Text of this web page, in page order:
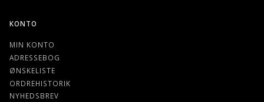
KONTO
MIN KONTO
ADRESSEBOG
ØNSKELISTE
ORDREHISTORIK
NYHEDSBREV